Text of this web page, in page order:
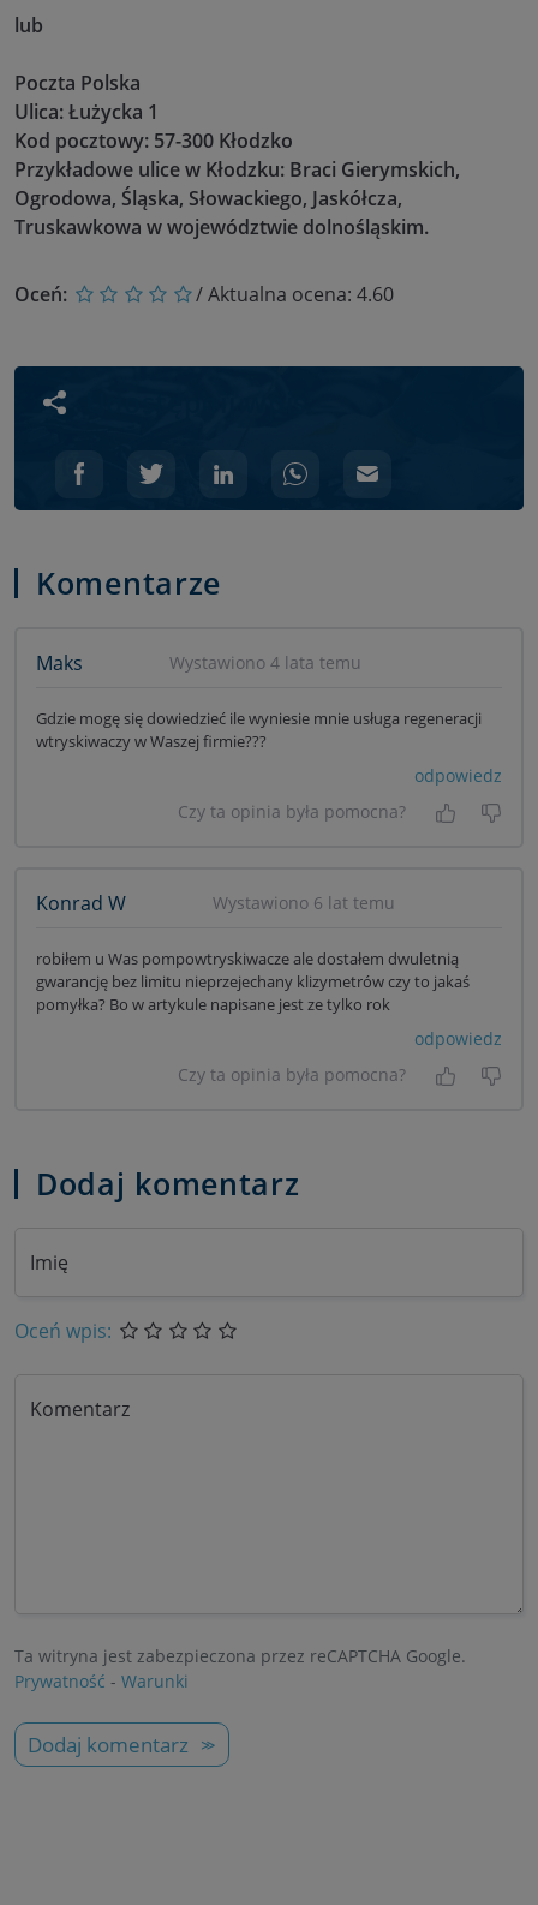
lub
Poczta Polska
Ulica: Łużycka 1
Kod pocztowy: 57-300 Kłodzko
Przykładowe ulice w Kłodzku: Braci Gierymskich,
Ogrodowa, Śląska, Słowackiego, Jaskółcza,
Truskawkowa w województwie dolnośląskim.
Oceń: / Aktualna ocena: 4.60
Komentarze
Maks Wystawiono 4 lata temu
Gdzie mogę się dowiedzieć ile wyniesie mnie usługa regeneracji
wtryskiwaczy w Waszej firmie???
odpowiedz
Czy ta opinia była pomocna?
Tak, była
Nie
Konrad W Wystawiono 6 lat temu
robiłem u Was pompowtryskiwacze ale dostałem dwuletnią
gwarancję bez limitu nieprzejechany klizymetrów czy to jakaś
pomyłka? Bo w artykule napisane jest ze tylko rok
odpowiedz
Czy ta opinia była pomocna?
Tak, była
Nie
Dodaj komentarz
Imię
Oceń wpis:
Komentarz
Ta witryna jest zabezpieczona przez reCAPTCHA Google.
Prywatność - Warunki
Dodaj komentarz